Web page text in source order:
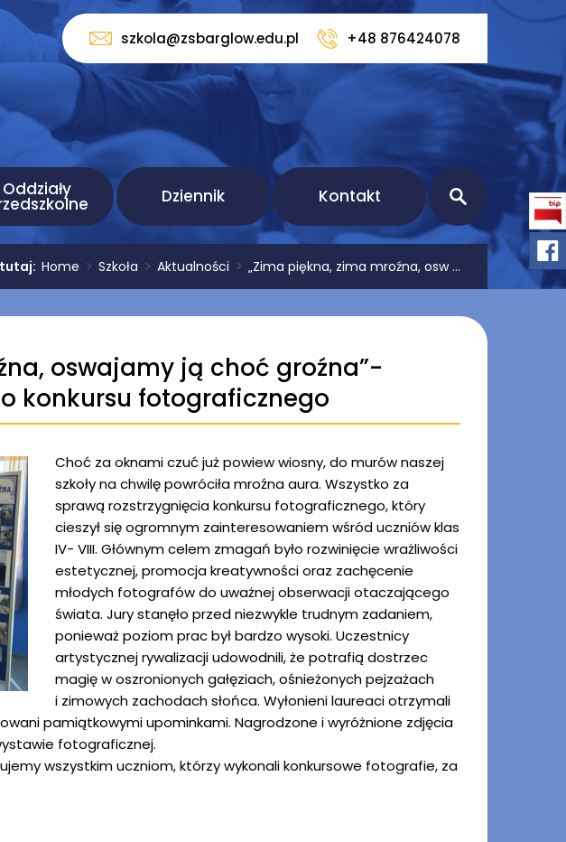
szkola@zsbarglow.edu.pl +48 876424078
Oddziały Dziennik Kontakt
Home > Szkoła > Aktualności > „Zima piękna, zima mroźna, osw ...
oswajamy ją choć groźna”-
konkursu fotograficznego
Choć za oknami czuć już powiew wiosny, do murów naszej
szkoły na chwilę powróciła mroźna aura. Wszystko za
sprawą rozstrzygnięcia konkursu fotograficznego, który
cieszył się ogromnym zainteresowaniem wśród uczniów klas
IV- VIII. Głównym celem zmagań było rozwinięcie wrażliwości
estetycznej, promocja kreatywności oraz zachęcenie
młodych fotografów do uważnej obserwacji otaczającego
świata. Jury stanęło przed niezwykle trudnym zadaniem,
ponieważ poziom prac był bardzo wysoki. Uczestnicy
artystycznej rywalizacji udowodnili, że potrafią dostrzec
magię w oszronionych gałęziach, ośnieżonych pejzażach
i zimowych zachodach słońca. Wyłonieni laureaci otrzymali
pamiątkowymi upominkami. Nagrodzone i wyróżnione zdjęcia
fotograficznej.
wszystkim uczniom, którzy wykonali konkursowe fotografie, za